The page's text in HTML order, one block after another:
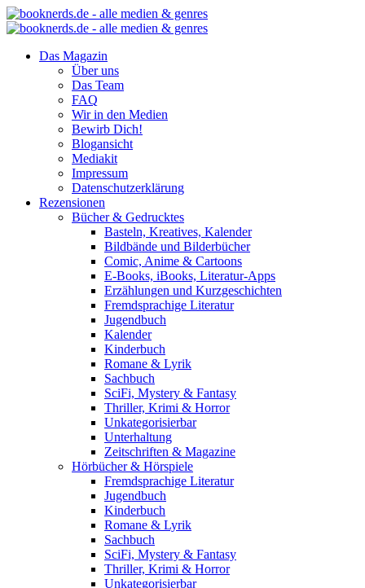
Das Magazin
Über uns
Das Team
FAQ
Wir in den Medien
Bewirb Dich!
Blogansicht
Mediakit
Impressum
Datenschutzerklärung
Rezensionen
Bücher & Gedrucktes
Basteln, Kreatives, Kalender
Bildbände und Bilderbücher
Comic, Anime & Cartoons
E-Books, iBooks, Literatur-Apps
Erzählungen und Kurzgeschichten
Fremdsprachige Literatur
Jugendbuch
Kalender
Kinderbuch
Romane & Lyrik
Sachbuch
SciFi, Mystery & Fantasy
Thriller, Krimi & Horror
Unkategorisierbar
Unterhaltung
Zeitschriften & Magazine
Hörbücher & Hörspiele
Fremdsprachige Literatur
Jugendbuch
Kinderbuch
Romane & Lyrik
Sachbuch
SciFi, Mystery & Fantasy
Thriller, Krimi & Horror
Unkategorisierbar